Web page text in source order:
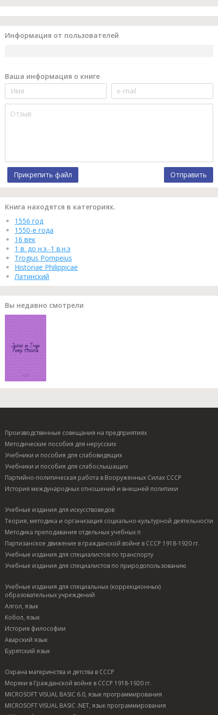
Информация от пользователей
Ваша информация о книге
Прикрепить файл Отправить
Книга находятся в категориях.
1556 год
1550-е года
16 век
1 в. до н.э.-1 в.н.э
Trogius Pompeius
Historiae Philippicae
Латинский
Вы недавно смотрели
Производственные совещания на предприятиях
Методические пособия для нерусских
Учебники и пособия для слабовидящих
Учебники и пособия для слабослышащих
Партийно-политическая работа в Вооруженных Силах СССР
История международных отношений и внешней политики
Учебные издания для искусствоведов
Теория, методика и организация социально-культурной деятельности
Методика преподавания отдельных учебных п
Партизанское движение в гражданской войне в СССР 1918-1920 гг.
Учебные издания для специалистов по транспорту
Учебные издания для специалистов по природопользованию
Учебные издания для специальных (коррекционных)
образовательных учреждений
Алгол, язык
Кобол, язык
История философии
Аварский язык
Бурятский язык
Охрана материнства и детства в СССР
Моряки в Гражданской войне в СССР 1918-1920 гг.
MICROSOFT VISUAL BASIC 6.0, язык программирования
MICROSOFT VISUAL BASIC .NET, язык программирования